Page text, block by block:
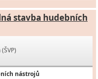
stavba hudebních
nástrojů